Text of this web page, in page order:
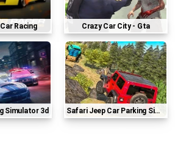
Car Racing Crazy Car City - Gta
Simulator 3d Safari Jeep Car Parking Sim : Jungle Adventure 3d